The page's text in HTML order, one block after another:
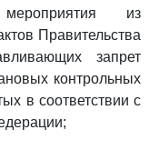
мероприятия из
Правительства
запрет
контрольных
в соответствии с